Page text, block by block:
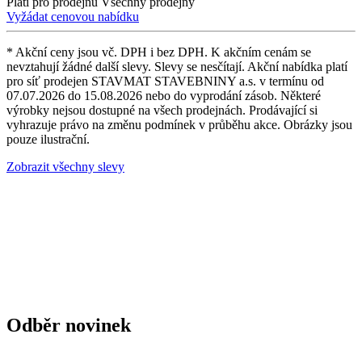
Vyžádat cenovou nabídku
* Akční ceny jsou vč. DPH i bez DPH. K akčním cenám se
nevztahují žádné další slevy. Slevy se nesčítají. Akční nabídka platí
pro síť prodejen STAVMAT STAVEBNINY a.s. v termínu od
07.07.2026 do 15.08.2026 nebo do vyprodání zásob. Některé
výrobky nejsou dostupné na všech prodejnách. Prodávající si
vyhrazuje právo na změnu podmínek v průběhu akce. Obrázky jsou
pouze ilustrační.
Zobrazit všechny slevy
Odběr novinek